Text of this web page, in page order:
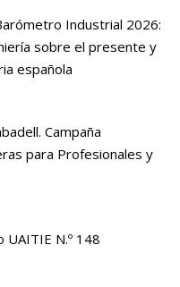
Industrial 2026:
sobre el presente y
española
Campaña
para Profesionales y
N.º 148